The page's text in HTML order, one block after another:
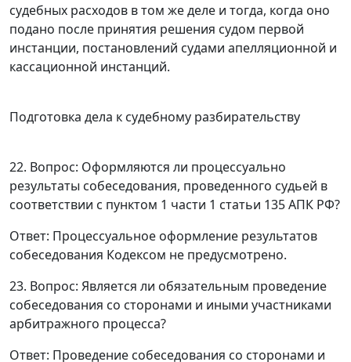
судебных расходов в том же деле и тогда, когда оно
подано после принятия решения судом первой
инстанции, постановлений судами апелляционной и
кассационной инстанций.
Подготовка дела к судебному разбирательству
22. Вопрос: Оформляются ли процессуально
результаты собеседования, проведенного судьей в
соответствии с пунктом 1 части 1 статьи 135АПК РФ?
Ответ: Процессуальное оформление результатов
собеседования Кодексом не предусмотрено.
23. Вопрос: Является ли обязательным проведение
собеседования со сторонами и иными участниками
арбитражного процесса?
Ответ: Проведение собеседования со сторонами и